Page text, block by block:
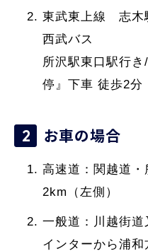
東武東上線 志木
西武バス
所沢駅東口駅行
停』下車 徒歩2分
お車の場合
高速道：関越道
2km（左側）
一般道：川越街
インターから浦和